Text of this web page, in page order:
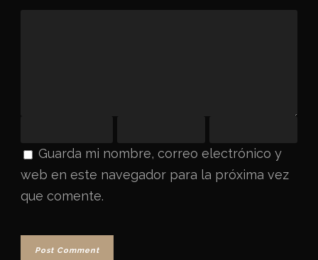
Guarda mi nombre, correo electrónico y
web en este navegador para la próxima vez
que comente.